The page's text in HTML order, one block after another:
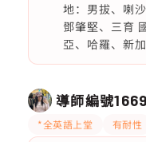
地：男拔、喇
鄧肇堅、三育
亞、哈羅、新
導師編號
*全英語上堂 有耐性